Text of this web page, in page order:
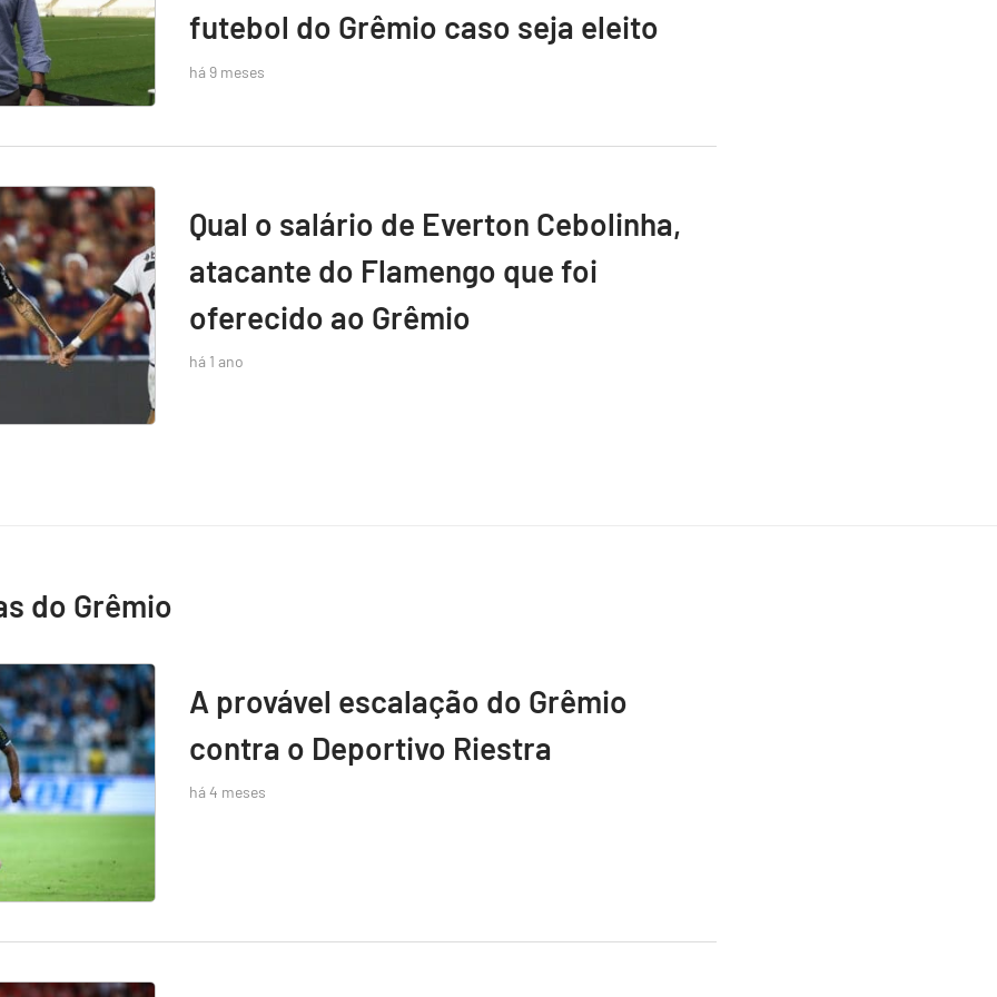
futebol do Grêmio caso seja eleito
há 9 meses
Qual o salário de Everton Cebolinha,
atacante do Flamengo que foi
oferecido ao Grêmio
há 1 ano
do Grêmio
A provável escalação do Grêmio
contra o Deportivo Riestra
há 4 meses